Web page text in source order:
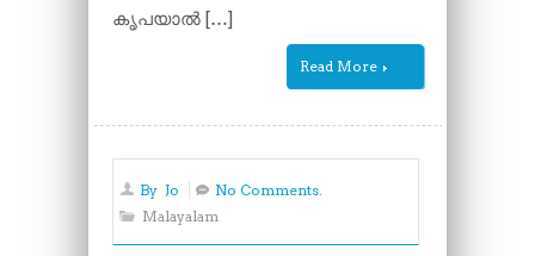
കൃപയാൽ […]
Read More
By Jo
No Comments.
Malayalam